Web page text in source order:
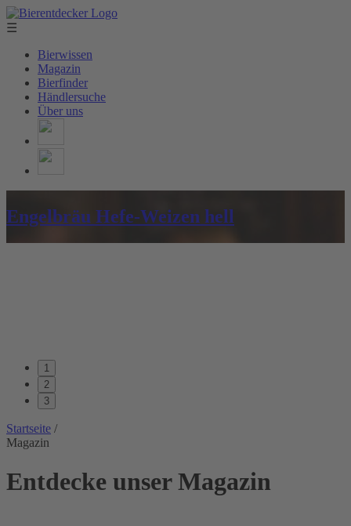
☰
Bierwissen
Magazin
Bierfinder
Händlersuche
Über uns
Engelbräu Hefe-Weizen hell
1
2
3
Startseite /
Magazin
Entdecke unser Magazin